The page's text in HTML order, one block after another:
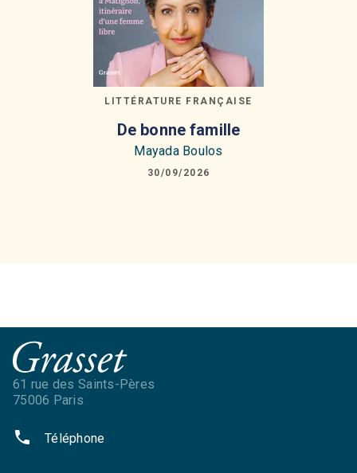
LITTÉRATURE FRANÇAISE
De bonne famille
Mayada Boulos
30/09/2026
61 rue des Saints-Pères
75006 Paris
phone Téléphone